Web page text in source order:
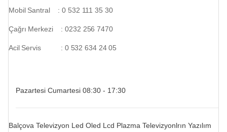
Mobil Santral : 0 532 111 35 30
Çağrı Merkezi : 0232 256 7470
Acil Servis : 0 532 634 24 05
Pazartesi Cumartesi 08:30 - 17:30
Balçova Televizyon Led Oled Lcd Plazma Televizyonlrın Yazılım